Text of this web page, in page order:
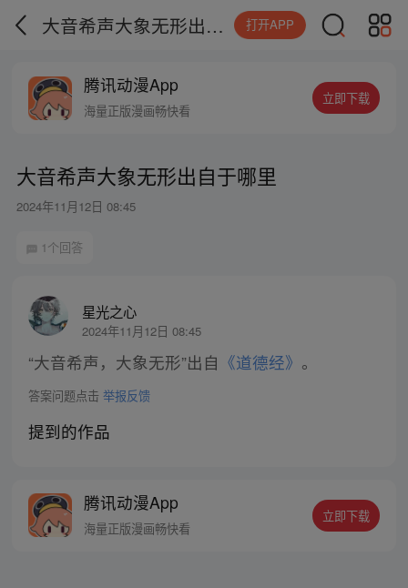
大音希声大象无形出自于哪里 打开APP
腾讯动漫App
海量正版漫画畅快看
立即下载
大音希声大象无形出自于哪里
2024年11月12日 08:45
1个回答
星光之心
2024年11月12日 08:45
“大音希声，大象无形”出自 《道德经》 。
答案问题点击 举报反馈
提到的作品
腾讯动漫App
海量正版漫画畅快看
立即下载